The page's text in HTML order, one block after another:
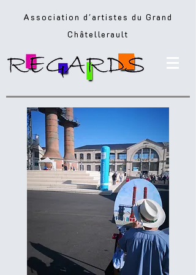
Association d'artistes du Grand
Châtellerault